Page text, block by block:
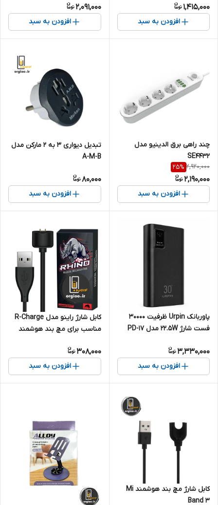
گیگابایت
1,415,000
افزودن به سبد
2,091,000
افزودن به سبد
چند راهی برق الدینیو مدل
SE4432
2,920,000
25%
2,190,000
افزودن به سبد
تبدیل دیواری 3 به 2 مارکن مدل
A-M-B
80,000
افزودن به سبد
پاوربانک Urpin ظرفیت 30000
فست شارژ 22.5W مدل PD-17
3,330,000
افزودن به سبد
کابل شارژ راینو مدل R-Charge
مناسب برای مچ بند هوشمند
308,000
افزودن به سبد
کابل شارژ مچ بند هوشمند Mi
Band 3